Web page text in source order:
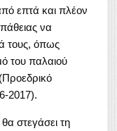
επτά και πλέον
να
τους, όπως
του παλαιού
2017).
στεγάσει τη